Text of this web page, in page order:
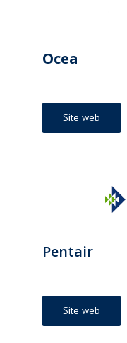
Ocea
Site web
Pentair
Site web